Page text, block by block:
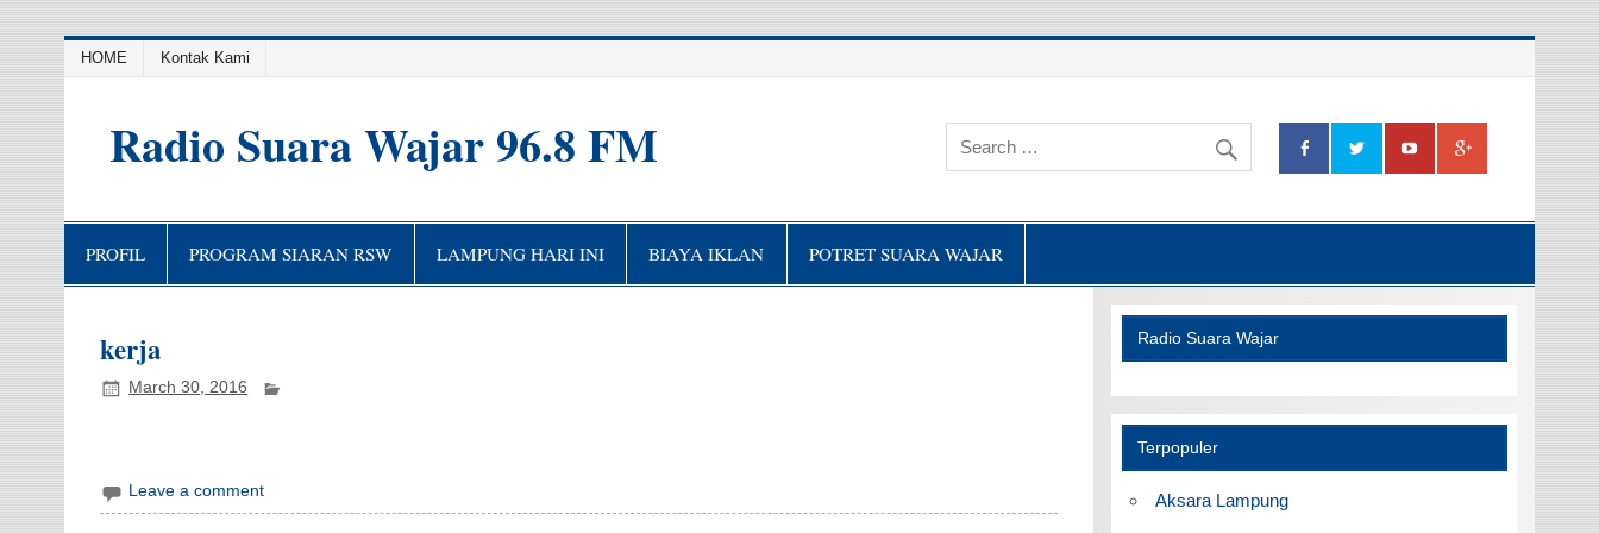
HOME Kontak Kami
Radio Suara Wajar 96.8 FM
PROFIL PROGRAM SIARAN RSW LAMPUNG HARI INI BIAYA IKLAN POTRET SUARA WAJAR
kerja
March 30, 2016
Leave a comment
Radio Suara Wajar
Terpopuler
Aksara Lampung